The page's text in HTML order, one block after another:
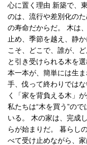
心に置く理由 新築で、
のは、流行や差別化の
の寿命だからだ。 木は
止め、季節を越え、静
こそ、どこで、誰が、
と引き受けられる木を
本一本が、簡単には生
手、伐って終わりでは
く「家を背負える木」
私たちは“木を買う”の
いる。 木の家は、完成
らが始まりだ。 暮らし
べて受け止めながら、